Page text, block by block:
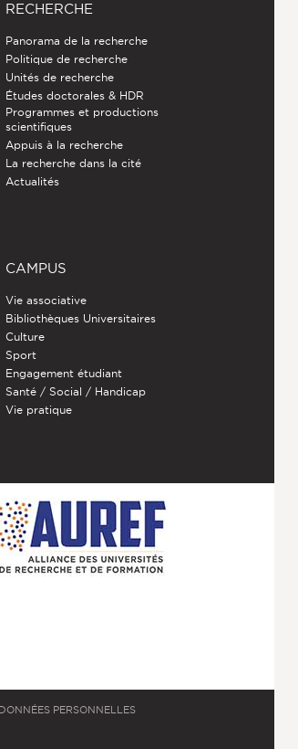
RECHERCHE
Panorama de la recherche
Politique de recherche
Unités de recherche
Études doctorales & HDR
Programmes et productions
scientifiques
Appuis à la recherche
La recherche dans la cité
Actualités
CAMPUS
Vie associative
Bibliothèques Universitaires
Culture
Sport
Engagement étudiant
Santé / Social / Handicap
Vie pratique
DONNÉES PERSONNELLES